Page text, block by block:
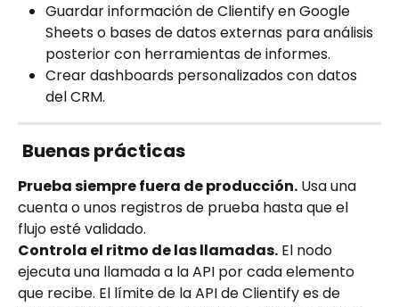
Guardar información de Clientify en Google
Sheets o bases de datos externas para análisis
posterior con herramientas de informes.
Crear dashboards personalizados con datos
del CRM.
Buenas prácticas
Prueba siempre fuera de producción. Usa una
cuenta o unos registros de prueba hasta que el
flujo esté validado.
Controla el ritmo de las llamadas. El nodo
ejecuta una llamada a la API por cada elemento
que recibe. El límite de la API de Clientify es de